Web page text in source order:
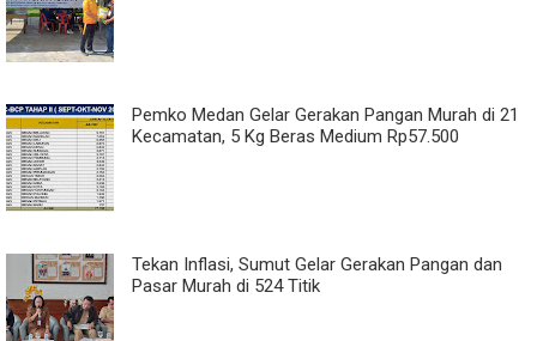
Pemko Medan Gelar Gerakan Pangan Murah di 21
Kecamatan, 5 Kg Beras Medium Rp57.500
Tekan Inflasi, Sumut Gelar Gerakan Pangan dan
Pasar Murah di 524 Titik